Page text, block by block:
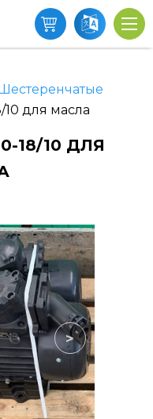
для масла
18/10 ДЛЯ
>